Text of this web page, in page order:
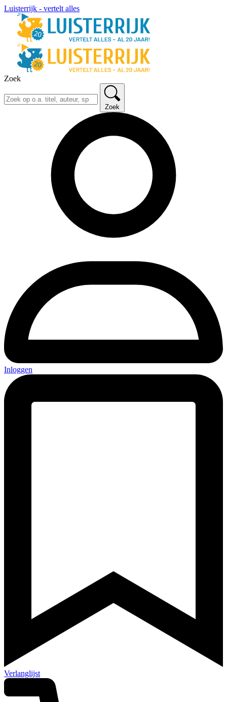
Luisterrijk - vertelt alles
Zoek
Zoek
Inloggen
Verlanglijst